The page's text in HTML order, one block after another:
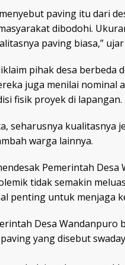
paving itu dari
dibodohi.
paving biasa,”
pihak desa berbeda
juga menilai nominal
fisik proyek di lapangan.
seharusnya kualitasnya
warga lainnya.
Pemerintah Desa
tidak semakin
penting untuk menjaga
Desa Wandanpuro
yang disebut